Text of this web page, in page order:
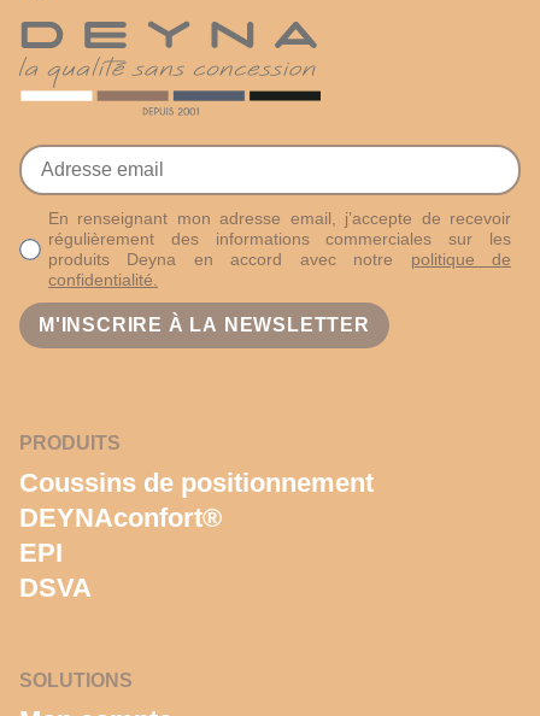
En renseignant mon adresse email, j’accepte de recevoir
régulièrement des informations commerciales sur les
produits Deyna en accord avec notre politique de
confidentialité.
PRODUITS
Coussins de positionnement
DEYNAconfort®
EPI
DSVA
SOLUTIONS